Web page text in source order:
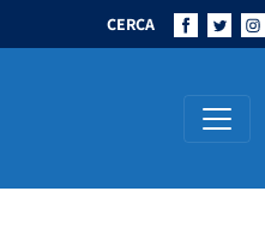
CERCA